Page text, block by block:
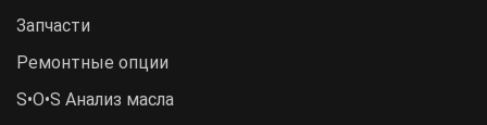
Запчасти
Ремонтные опции
S•O•S Анализ масла